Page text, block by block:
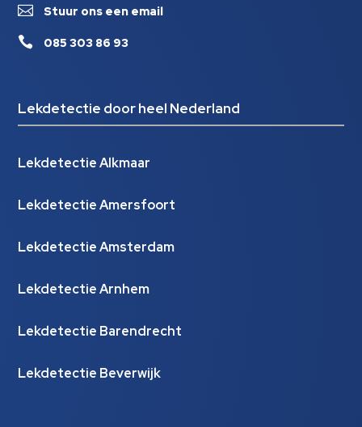
 Stuur ons een email
 085 303 86 93
Lekdetectie door heel Nederland
Lekdetectie Alkmaar
Lekdetectie Amersfoort
Lekdetectie Amsterdam
Lekdetectie Arnhem
Lekdetectie Barendrecht
Lekdetectie Beverwijk